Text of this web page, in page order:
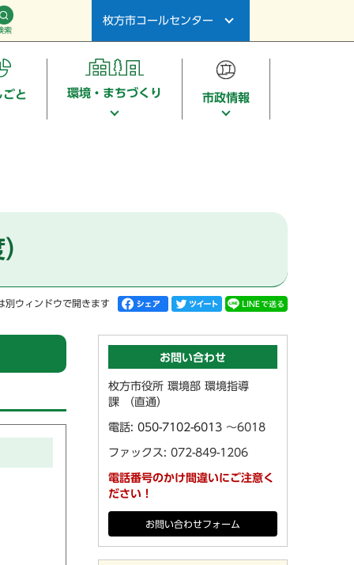
索
枚方市コールセンター
と 環境・まちづくり 市政情報
別ウィンドウで開きます
お問い合わせ
枚方市役所 環境部 環境指導
課 （直通）
電話: 050-7102-6013 ～6018
ファックス: 072-849-1206
電話番号のかけ間違いにご注意く
ださい！
お問い合わせフォーム